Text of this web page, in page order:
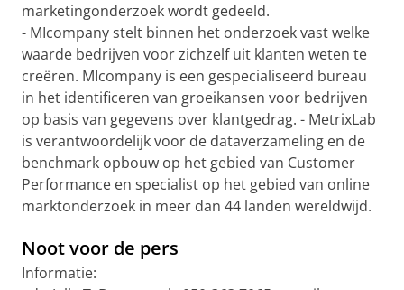
marketingonderzoek wordt gedeeld.
- MIcompany stelt binnen het onderzoek vast welke
waarde bedrijven voor zichzelf uit klanten weten te
creëren. MIcompany is een gespecialiseerd bureau
in het identificeren van groeikansen voor bedrijven
op basis van gegevens over klantgedrag. - MetrixLab
is verantwoordelijk voor de dataverzameling en de
benchmark opbouw op het gebied van Customer
Performance en specialist op het gebied van online
marktonderzoek in meer dan 44 landen wereldwijd.
Noot voor de pers
Informatie: